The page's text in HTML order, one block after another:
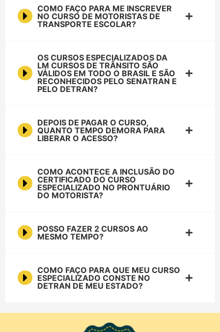
COMO FAÇO PARA ME INSCREVER
NO CURSO DE MOTORISTAS DE
TRANSPORTE ESCOLAR?
OS CURSOS ESPECIALIZADOS DA
LM CURSOS DE TRÂNSITO SÃO
VÁLIDOS EM TODO O BRASIL E SÃO
RECONHECIDOS PELO SENATRAN E
PELO DETRAN?
DEPOIS DE PAGAR O CURSO,
QUANTO TEMPO DEMORA PARA
LIBERAR O ACESSO?
COMO ACONTECE A INCLUSÃO DO
CERTIFICADO DO CURSO
ESPECIALIZADO NO PRONTUÁRIO
DO MOTORISTA?
POSSO FAZER 2 CURSOS AO
MESMO TEMPO?
COMO FAÇO PARA QUE MEU CURSO
ESPECIALIZADO CONSTE NO
DETRAN DE MEU ESTADO?